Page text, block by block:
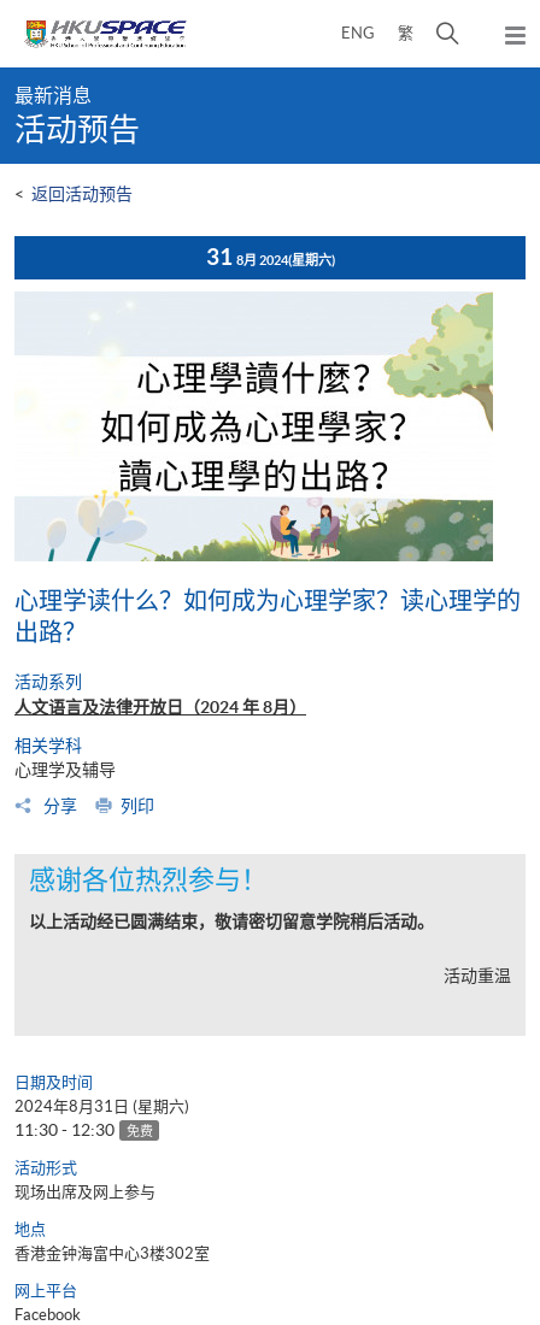
content
ENG 繁
开
弹
出
content
start
最新消息
活动预告
< 返回活动预告
31 8月 2024(星期六)
心理学读什么？如何成为心理学家？读心理学的
出路？
活动系列
人文语言及法律开放日（2024 年 8月）
相关学科
心理学及辅导
分享
列印
感谢各位热烈参与！
以上活动经已圆满结束，敬请密切留意学院稍后活动。
活动重温
日期及时间
2024年8月31日 (星期六)
11:30 - 12:30 免费
活动形式
现场出席及网上参与
地点
香港金钟海富中心3楼302室
网上平台
Facebook